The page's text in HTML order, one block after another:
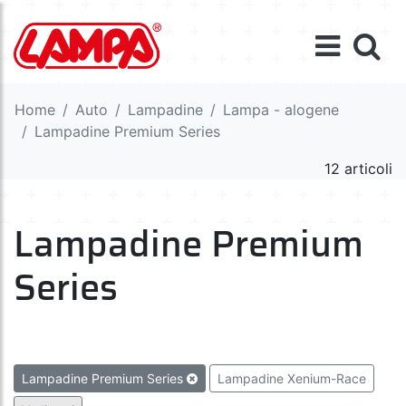
Home Auto Lampadine
Lampa - alogene
Lampadine Premium Series
12 articoli
Lampadine Premium
Series
Lampadine Premium Series Lampadine Xenium-Race